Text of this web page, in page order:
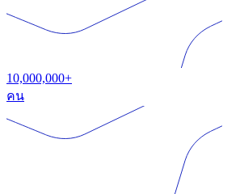
10,000,000+
คน